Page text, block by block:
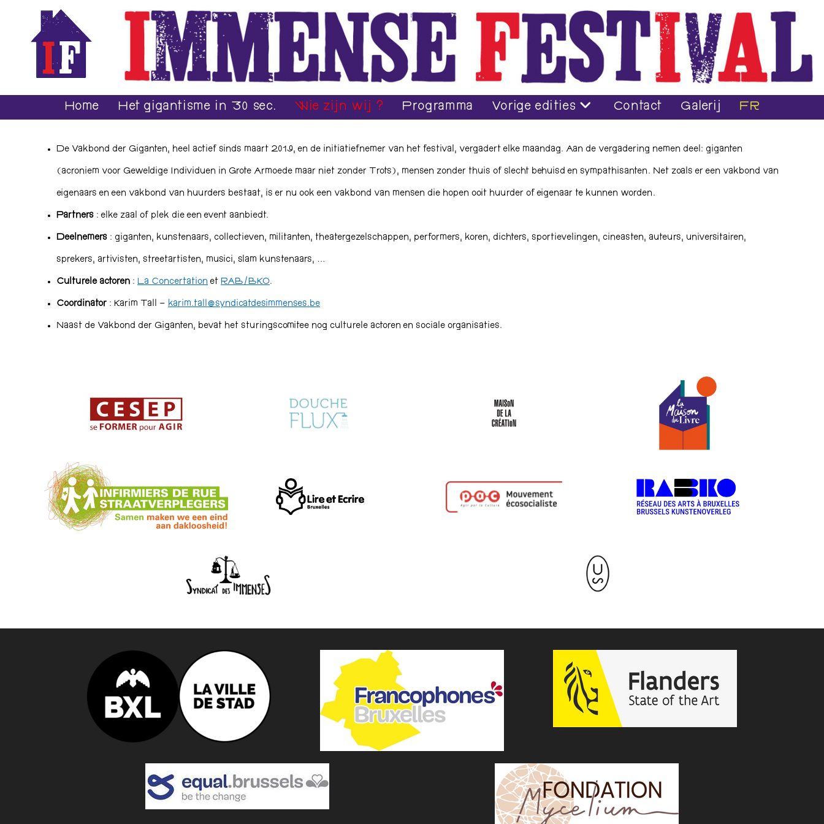
Home Het gigantisme in 30 sec. Wie zijn wij ? Programma Vorige edities Contact Galerij FR
De Vakbond der Giganten, heel actief sinds maart 2019, en de initiatiefnemer van het festival, vergadert elke maandag. Aan de vergadering nemen deel: giganten
(acroniem voor Geweldige Individuen in Grote Armoede maar niet zonder Trots), mensen zonder thuis of slecht behuisd en sympathisanten. Net zoals er een vakbond van
eigenaars en een vakbond van huurders bestaat, is er nu ook een vakbond van mensen die hopen ooit huurder of eigenaar te kunnen worden.
Partners : elke zaal of plek die een event aanbiedt.
Deelnemers : giganten, kunstenaars, collectieven, militanten, theatergezelschappen, performers, koren, dichters, sportievelingen, cineasten, auteurs, universitairen,
sprekers, artivisten, streetartisten, musici, slam kunstenaars, …
Culturele actoren : La Concertation et RAB/BKO.
Coordinator : Karim Tall – karim.tall@syndicatdesimmenses.be
Naast de Vakbond der Giganten, bevat het sturingscomitee nog culturele actoren en sociale organisaties.